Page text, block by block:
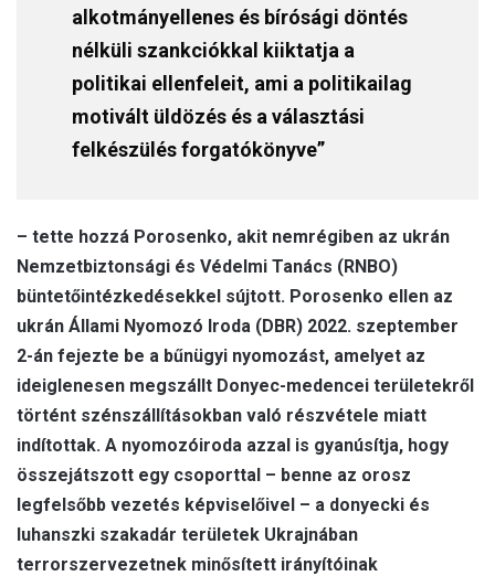
alkotmányellenes és bírósági döntés
nélküli szankciókkal kiiktatja a
politikai ellenfeleit, ami a politikailag
motivált üldözés és a választási
felkészülés forgatókönyve”
– tette hozzá Porosenko, akit nemrégiben az ukrán
Nemzetbiztonsági és Védelmi Tanács (RNBO)
büntetőintézkedésekkel sújtott. Porosenko ellen az
ukrán Állami Nyomozó Iroda (DBR) 2022. szeptember
2-án fejezte be a bűnügyi nyomozást, amelyet az
ideiglenesen megszállt Donyec-medencei területekről
történt szénszállításokban való részvétele miatt
indítottak. A nyomozóiroda azzal is gyanúsítja, hogy
összejátszott egy csoporttal – benne az orosz
legfelsőbb vezetés képviselőivel – a donyecki és
luhanszki szakadár területek Ukrajnában
terrorszervezetnek minősített irányítóinak